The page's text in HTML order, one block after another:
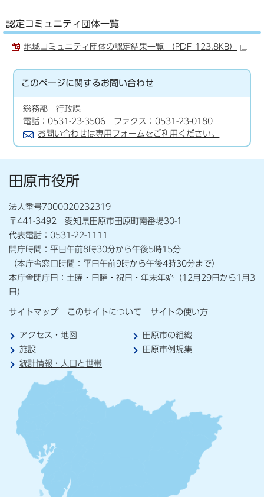
認定コミュニティ団体一覧
地域コミュニティ団体の認定結果一覧 （PDF 123.8KB）
このページに関するお問い合わせ
総務部 行政課
電話：0531-23-3506 ファクス：0531-23-0180
お問い合わせは専用フォームをご利用ください。
田原市役所
法人番号7000020232319
〒441-3492 愛知県田原市田原町南番場30-1
代表電話：0531-22-1111
開庁時間：平日午前8時30分から午後5時15分
（本庁舎窓口時間：平日午前9時から午後4時30分まで）
本庁舎閉庁日：土曜・日曜・祝日・年末年始（12月29日から1月3
日）
サイトマップ このサイトについて サイトの使い方
アクセス・地図
田原市の組織
施設
田原市例規集
統計情報・人口と世帯